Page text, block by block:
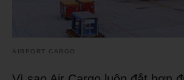
AIRPORT CARGO